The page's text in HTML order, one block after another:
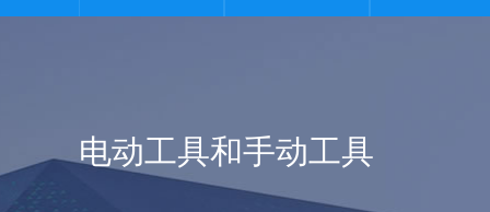
电动工具和手动工具